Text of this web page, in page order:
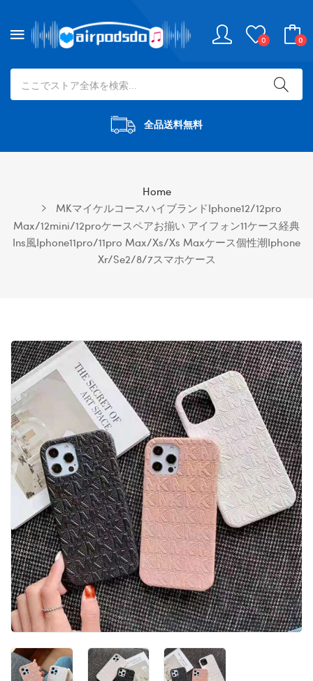
0 0
全品送料無料
Home
MKマイケルコースハイブランドiphone12/12pro
Max/12mini/12proケースペアお揃い アイフォン11ケース経典
Ins風iphone11pro/11pro Max/xs/xs Maxケース個性潮iphone
Xr/se2/8/7スマホケース